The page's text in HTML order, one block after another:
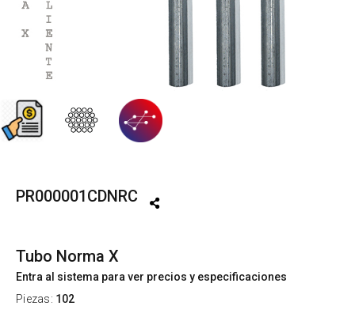
PR000001CDNRC
Tubo Norma X
Entra al sistema para ver precios y especificaciones
Piezas: 102